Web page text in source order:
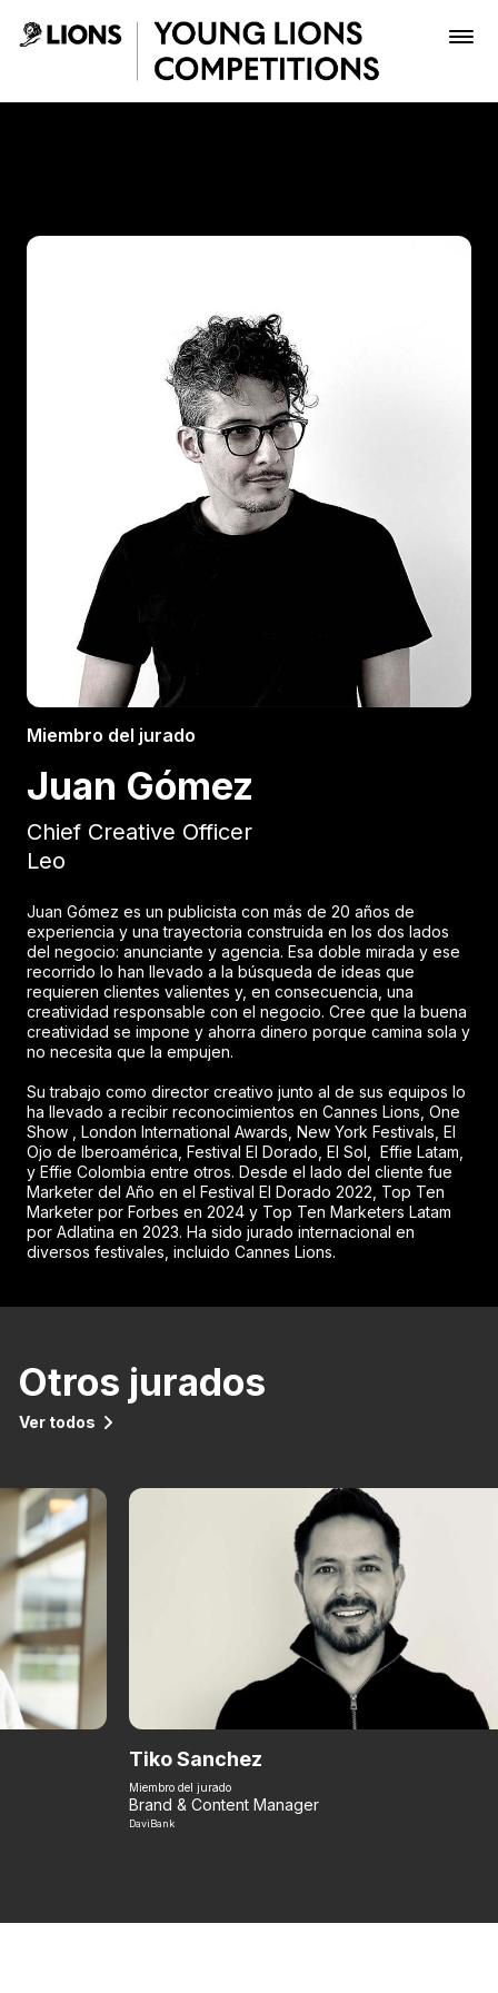
Saltar al contenido principal
Inscribir
Boletería
Miembro del jurado
Juan Gómez
Chief Creative Officer
Leo
Juan Gómez es un publicista con más de 20 años de
experiencia y una trayectoria construida en los dos lados
del negocio: anunciante y agencia. Esa doble mirada y ese
recorrido lo han llevado a la búsqueda de ideas que
requieren clientes valientes y, en consecuencia, una
creatividad responsable con el negocio. Cree que la buena
creatividad se impone y ahorra dinero porque camina sola y
no necesita que la empujen.
Su trabajo como director creativo junto al de sus equipos lo
ha llevado a recibir reconocimientos en Cannes Lions, One
Show , London International Awards, New York Festivals, El
Ojo de Iberoamérica, Festival El Dorado, El Sol, Effie Latam,
y Effie Colombia entre otros. Desde el lado del cliente fue
Marketer del Año en el Festival El Dorado 2022, Top Ten
Marketer por Forbes en 2024 y Top Ten Marketers Latam
por Adlatina en 2023. Ha sido jurado internacional en
diversos festivales, incluido Cannes Lions.
Otros jurados
Ver todos
Tiko Sanchez
Miembro del jurado
Brand & Content Manager
DaviBank